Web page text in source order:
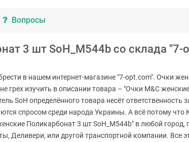
Вопросы
3 шт SoH_M544b со склада "7-
в нашем интернет-магазине "7-opt.com". Очки
грех изучить в описании товара – "Очки M&C
SoH определённого товара несёт ответственность
спросом среди народа Украины. А всё потому что
Поликарбонат 3 шт SoH_M544b" в любой город,
Деливери, или другой транспортной компании. Все